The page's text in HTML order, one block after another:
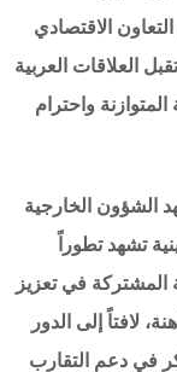
الاقتصادي
العلاقات العربية
واحترام
الشؤون الخارجية
تشهد تطوراً
في تعزيز
لافتاً إلى الدور
في دعم التقارب